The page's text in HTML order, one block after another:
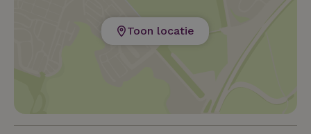
Toon locatie